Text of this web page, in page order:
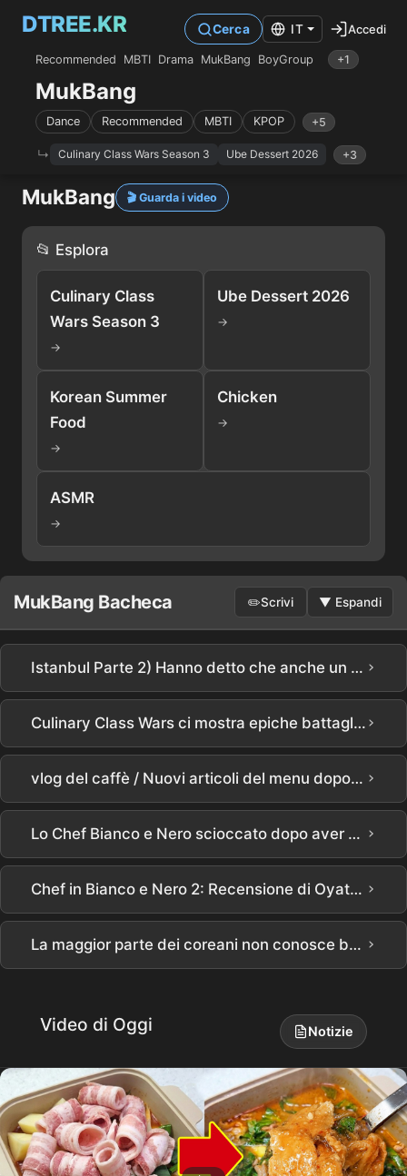
DTREE.KR
Recommended MBTI Drama MukBang BoyGroup +1
MukBang
Dance Recommended MBTI KPOP +5
Culinary Class Wars Season 3 Ube Dessert 2026 +3
Cerca IT Accedi
MukBang 🎬 Guarda i video
📂 Esplora
Culinary Class
Wars Season 3
→
Ube Dessert 2026
→
Korean Summer
Food
→
Chicken
→
ASMR
→
MukBang Bacheca ✏️Scrivi ▼ Espandi
Istanbul Parte 2) Hanno detto che anche un uomo di 150kg poteva mangiarne solo 10, quindi ve l'ho mostrato🤣 Il Mukbang di kebab del mercato più delizioso di sempre ›
Culinary Class Wars ci mostra epiche battaglie culinarie🍴#Netflix #kitchen #Asia #reality #shorts ›
vlog del caffè / Nuovi articoli del menu dopo tanto tempo / Latte Ube / Matcha Ube / Patata dolce Ube / Einspanner Ube / Vlog di un proprietario di caffetteria con 9 anni di esperienza / ricette del caffè / bevande del caffè / menu del caffè ›
Lo Chef Bianco e Nero scioccato dopo aver visto il punteggio del suo negozio ›
Chef in Bianco e Nero 2: Recensione di Oyatt, aperto a New York dallo Chef Lee Ha-seong, il Mostro Culinario ›
La maggior parte dei coreani non conosce bene l'Ube ›
Video di Oggi Notizie